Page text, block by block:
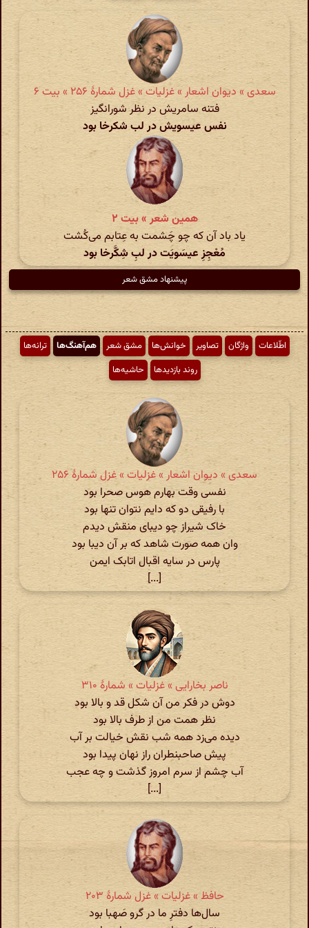
سعدی » دیوان اشعار » غزلیات » غزل شمارهٔ ۲۵۶ » بیت ۶
فتنه سامریش در نظر شورانگیز
نفس عیسویش در لب شکرخا بود
همین شعر » بیت ۲
یاد باد آن که چو چَشمت به عِتابم می‌کُشت
مُعْجِزِ عیسَویَت در لبِ شِکَّرخا بود
پیشنهاد مشق شعر
اطّلاعات واژگان تصاویر خوانش‌ها مشق شعر هم‌آهنگ‌ها
ترانه‌ها
روند بازدیدها
حاشیه‌ها
سعدی » دیوان اشعار » غزلیات » غزل شمارهٔ ۲۵۶
نفسی وقت بهارم هوس صحرا بود
با رفیقی دو که دایم نتوان تنها بود
خاک شیراز چو دیبای منقش دیدم
وان همه صورت شاهد که بر آن دیبا بود
پارس در سایه اقبال اتابک ایمن
[...]
ناصر بخارایی » غزلیات » شمارهٔ ۳۱۰
دوش در فکر من آن شکل قد و بالا بود
نظر همت من از طرف بالا بود
دیده می‌زد همه شب نقش خیالت بر آب
پیش صاحبنطران راز نهان پیدا بود
آب چشم از سرم امروز گذشت و چه عجب
[...]
حافظ » غزلیات » غزل شمارهٔ ۲۰۳
سال‌ها دفترِ ما در گرو صَهبا بود